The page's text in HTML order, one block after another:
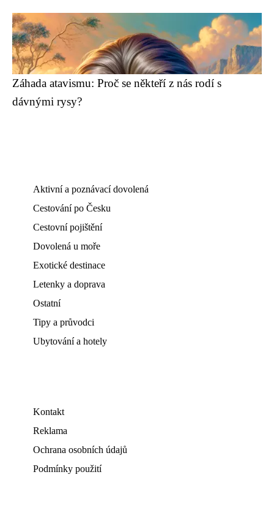
Záhada atavismu: Proč se někteří z nás rodí s
dávnými rysy?
Aktivní a poznávací dovolená
Cestování po Česku
Cestovní pojištění
Dovolená u moře
Exotické destinace
Letenky a doprava
Ostatní
Tipy a průvodci
Ubytování a hotely
Kontakt
Reklama
Ochrana osobních údajů
Podmínky použití